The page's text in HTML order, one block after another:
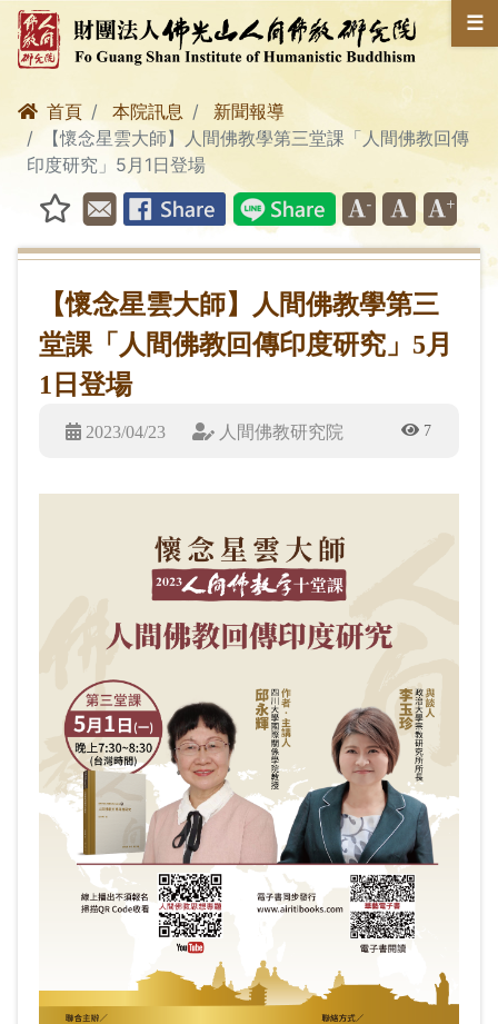
☰
首頁 本院訊息
新聞報導
【懷念星雲大師】人間佛教學第三堂課「人間佛教回傳
印度研究」5月1日登場
【懷念星雲大師】人間佛教學第三
堂課「人間佛教回傳印度研究」5月
1日登場
2023/04/23 人間佛教研究院 7